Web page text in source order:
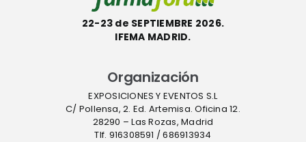
22-23 de SEPTIEMBRE 2026.
IFEMA MADRID.
Organización
EXPOSICIONES Y EVENTOS S.L
C/ Pollensa, 2. Ed. Artemisa. Oficina 12.
28290 – Las Rozas, Madrid
Tlf. 916308591 / 686913934